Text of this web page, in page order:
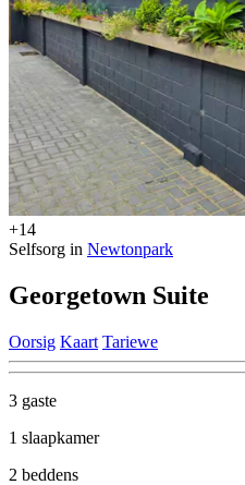
+14
Selfsorg in Newtonpark
Georgetown Suite
Oorsig Kaart Tariewe
3 gaste
1 slaapkamer
2 beddens